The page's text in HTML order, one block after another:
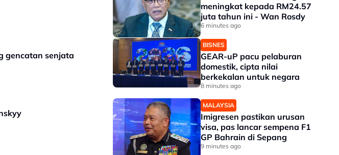
gencatan senjata
meningkat kepada RM24.57
juta tahun ini - Wan Rosdy
6 minutes ago
BISNES
GEAR-uP pacu pelaburan
domestik, cipta nilai
berkekalan untuk negara
8 minutes ago
MALAYSIA
Imigresen pastikan urusan
visa, pas lancar sempena F1
GP Bahrain di Sepang
9 minutes ago